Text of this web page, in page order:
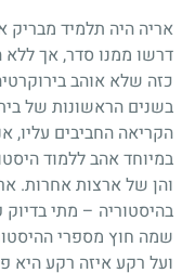
אריה היה תלמיד מבריק
דרשו ממנו סדר, אך ללא
כזה שלא אוהב
בשנים הראשונות של
הקריאה החביבים עליו,
במיוחד אהב ללמוד
והן של ארצות אחרות.
בהיסטוריה – מתי
שמה חוץ מספרי
ועל רקע איזה רקע היא